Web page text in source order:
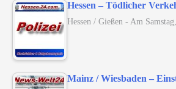
Hessen – Tödlicher
Hessen / Gießen - Am
Mainz / Wiesbaden –